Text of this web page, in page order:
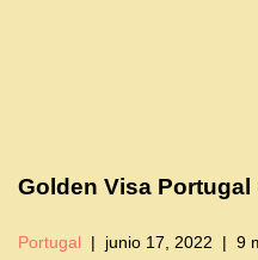
Golden Visa
Portugal junio 17, 2022 9